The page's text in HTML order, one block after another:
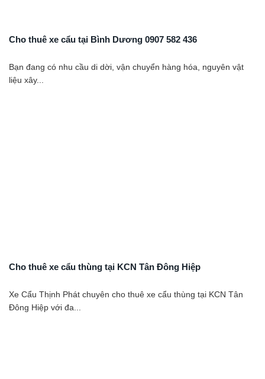
Cho thuê xe cẩu tại Bình Dương 0907 582 436
Bạn đang có nhu cầu di dời, vận chuyển hàng hóa, nguyên vật
liệu xây...
Cho thuê xe cẩu thùng tại KCN Tân Đông Hiệp
Xe Cẩu Thịnh Phát chuyên cho thuê xe cẩu thùng tại KCN Tân
Đông Hiệp với đa...